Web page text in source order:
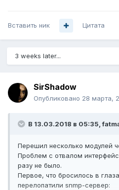
Вставить ник Цитата
3 weeks later...
SirShadow
Опубликовано 28 марта,
В 13.03.2018 в 05:35,
Перешил несколько модулей
Проблем с отвалом
разу не было.
Первое, что бросилось в
перелопатили snmp-сервер: